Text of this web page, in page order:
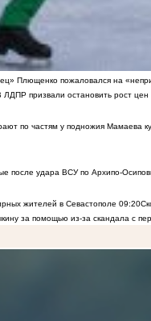
Плющенко пожаловался на
ЛДПР призвали остановить рост цен
по частям у подножия Мамаева
после удара ВСУ по Архипо-
жителей в Севастополе 09:20
за помощью из-за скандала с